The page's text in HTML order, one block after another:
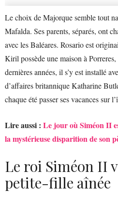
Le choix de Majorque semble tout
Mafalda. Ses parents, séparés, ont
avec les Baléares. Rosario est
Kiril possède une maison à
dernières années, il s’y est installé
d’affaires britannique Katharine
chaque été passer ses vacances sur
Lire aussi : Le jour où Siméon II
la mystérieuse disparition de son
Le roi Siméon II
petite-fille aînée